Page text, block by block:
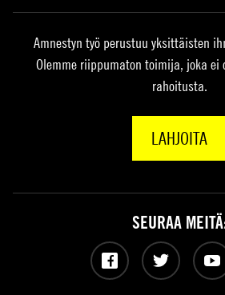
Amnestyn työ perustuu yksittäisten
Olemme riippumaton toimija, joka
rahoitusta.
LAHJOITA
SEURAA
Facebook Twitter YouTube